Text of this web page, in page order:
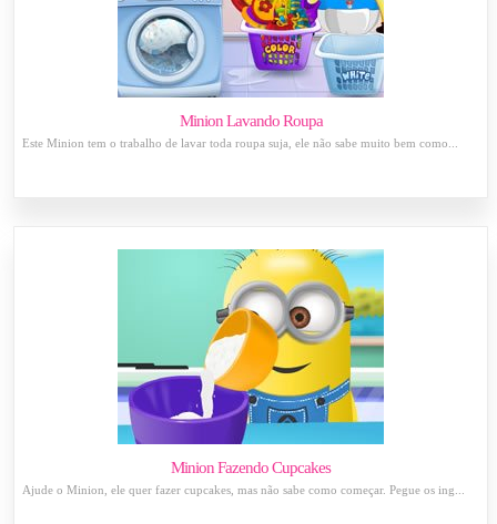
Minion Lavando Roupa
Este Minion tem o trabalho de lavar toda roupa suja, ele não sabe muito bem como...
Minion Fazendo Cupcakes
Ajude o Minion, ele quer fazer cupcakes, mas não sabe como começar. Pegue os ing...